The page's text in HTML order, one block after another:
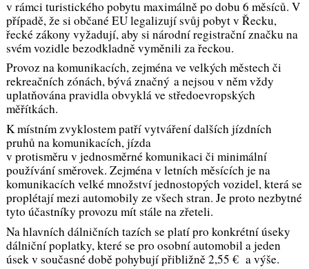
v rámci turistického pobytu maximálně po dobu 6 měsíců. V
případě, že si občané EU legalizují svůj pobyt v Řecku,
řecké zákony vyžadují, aby si národní registrační značku na
svém vozidle bezodkladně vyměnili za řeckou.
Provoz na komunikacích, zejména ve velkých městech či
rekreačních zónách, bývá značný a nejsou v něm vždy
uplatňována pravidla obvyklá ve středoevropských
měřítkách.
K místním zvyklostem patří vytváření dalších jízdních
pruhů na komunikacích, jízda
v protisměru v jednosměrné komunikaci či minimální
používání směrovek. Zejména v letních měsících je na
komunikacích velké množství jednostopých vozidel, která se
proplétají mezi automobily ze všech stran. Je proto nezbytné
tyto účastníky provozu mít stále na zřeteli.
Na hlavních dálničních tazích se platí pro konkrétní úseky
dálniční poplatky, které se pro osobní automobil a jeden
úsek v současné době pohybují přibližně 2,55 € a výše.